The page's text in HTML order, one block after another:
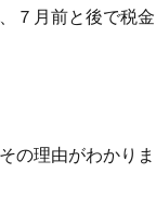
７月前と後で税金
の理由がわかりま